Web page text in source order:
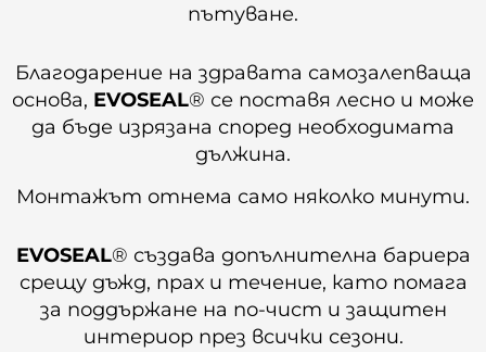
пътуване.
Благодарение на здравата самозалепваща
основа, EVOSEAL® се поставя лесно и може
да бъде изрязана според необходимата
дължина.
Монтажът отнема само няколко минути.
EVOSEAL® създава допълнителна бариера
срещу дъжд, прах и течение, като помага
за поддържане на по-чист и защитен
интериор през всички сезони.